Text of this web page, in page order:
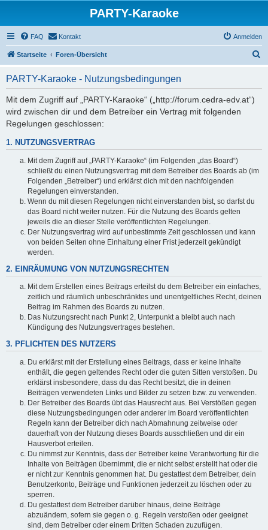
PARTY-Karaoke
FAQ Kontakt Anmelden
Startseite Foren-Übersicht
PARTY-Karaoke - Nutzungsbedingungen
Mit dem Zugriff auf „PARTY-Karaoke“ („http://forum.cedra-edv.at“)
wird zwischen dir und dem Betreiber ein Vertrag mit folgenden
Regelungen geschlossen:
1. NUTZUNGSVERTRAG
Mit dem Zugriff auf „PARTY-Karaoke“ (im Folgenden „das Board“)
schließt du einen Nutzungsvertrag mit dem Betreiber des Boards ab (im
Folgenden „Betreiber“) und erklärst dich mit den nachfolgenden
Regelungen einverstanden.
Wenn du mit diesen Regelungen nicht einverstanden bist, so darfst du
das Board nicht weiter nutzen. Für die Nutzung des Boards gelten
jeweils die an dieser Stelle veröffentlichten Regelungen.
Der Nutzungsvertrag wird auf unbestimmte Zeit geschlossen und kann
von beiden Seiten ohne Einhaltung einer Frist jederzeit gekündigt
werden.
2. EINRÄUMUNG VON NUTZUNGSRECHTEN
Mit dem Erstellen eines Beitrags erteilst du dem Betreiber ein einfaches,
zeitlich und räumlich unbeschränktes und unentgeltliches Recht, deinen
Beitrag im Rahmen des Boards zu nutzen.
Das Nutzungsrecht nach Punkt 2, Unterpunkt a bleibt auch nach
Kündigung des Nutzungsvertrages bestehen.
3. PFLICHTEN DES NUTZERS
Du erklärst mit der Erstellung eines Beitrags, dass er keine Inhalte
enthält, die gegen geltendes Recht oder die guten Sitten verstoßen. Du
erklärst insbesondere, dass du das Recht besitzt, die in deinen
Beiträgen verwendeten Links und Bilder zu setzen bzw. zu verwenden.
Der Betreiber des Boards übt das Hausrecht aus. Bei Verstößen gegen
diese Nutzungsbedingungen oder anderer im Board veröffentlichten
Regeln kann der Betreiber dich nach Abmahnung zeitweise oder
dauerhaft von der Nutzung dieses Boards ausschließen und dir ein
Hausverbot erteilen.
Du nimmst zur Kenntnis, dass der Betreiber keine Verantwortung für die
Inhalte von Beiträgen übernimmt, die er nicht selbst erstellt hat oder die
er nicht zur Kenntnis genommen hat. Du gestattest dem Betreiber, dein
Benutzerkonto, Beiträge und Funktionen jederzeit zu löschen oder zu
sperren.
Du gestattest dem Betreiber darüber hinaus, deine Beiträge
abzuändern, sofern sie gegen o. g. Regeln verstoßen oder geeignet
sind, dem Betreiber oder einem Dritten Schaden zuzufügen.